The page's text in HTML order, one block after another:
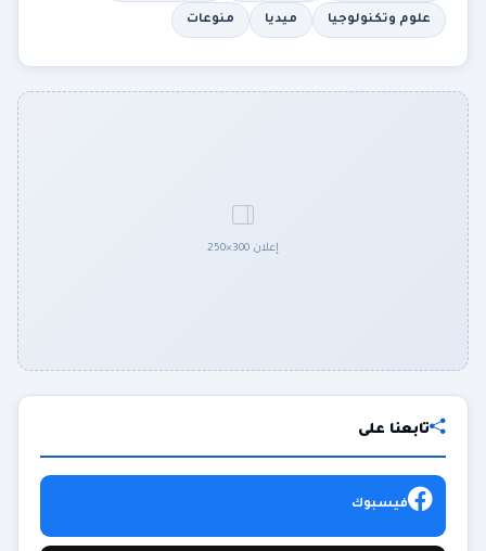
علوم وتكنولوجيا ميديا منوعات
إعلان 300×250
تابعنا على
فيسبوك